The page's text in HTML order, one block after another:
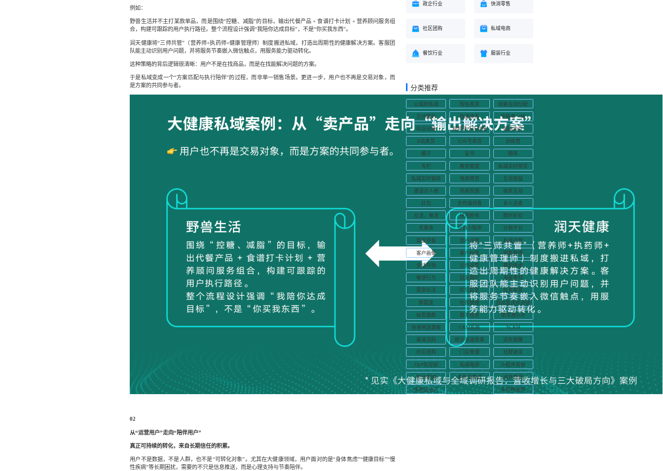
例如：
野兽生活并不主打某款单品，而是围绕“控糖、减脂”的目标，输出代餐产品 + 食谱打卡计划 + 营养顾问服务组
合，构建可跟踪的用户执行路径。整个流程设计强调“我陪你达成目标”，不是“你买我东西”。
润天健康将“三师共管”（营养师+执药师+健康管理师）制度搬进私域，打造出周期性的健康解决方案。客服团
队能主动识别用户问题，并将服务节奏嵌入微信触点，用服务能力驱动转化。
这种策略的背后逻辑很清晰：用户不是在找商品，而是在找能解决问题的方案。
于是私域变成一个“方案匹配与执行陪伴”的过程，而非单一销售场景。更进一步，用户也不再是交易对象，而
是方案的共同参与者。
02
从“运营用户”走向“陪伴用户”
真正可持续的转化，来自长期信任的积累。
用户不是数据，不是人群，也不是“可转化对象”。尤其在大健康领域，用户面对的是“身体焦虑”“健康目标”“慢
性疾病”等长期困扰，需要的不只是信息推送，而是心理支持与节奏陪伴。
政企行业 快消零售
社区团购 私域电商
餐饮行业 服装行业
分类推荐
公域转私域 短信发货 线索自动分配
交付履约 防盗体系 学练考一体
抖店对接 视频号小店对接 薯店卖货
B站卖货 公众号卖货 训练营
圈子 证书 题库
专栏 教务管理 私域实时带货
私域实时销转 电商带货 互动答疑
邀请达人榜 热卖氛围 抽奖互动
红包 全终端观看 多人连麦
拉流、推流 拼团秒杀 限时折扣
优惠券 分销小程序 分销平台
裂变获客 用户运营 私域运营
客户画像 客户标签 销售管理
会话存档 企微运营 离职继承
敏感行为 回复超时 海报素材
裂变玩法 红包裂变 任务裂变
群裂变 社群管理 自动发送欢迎语
标签建群 群发任务 朋友圈SOP
快速筛选潜客 CRM系统 SCRM
渠道活码 统计渠道效果 流失提醒
社区团购 门店管理 社群接龙
ERP供应链 私域电商 小程序商城
积分商城 多开店模式 海外营销
多地区语言 多币种支持